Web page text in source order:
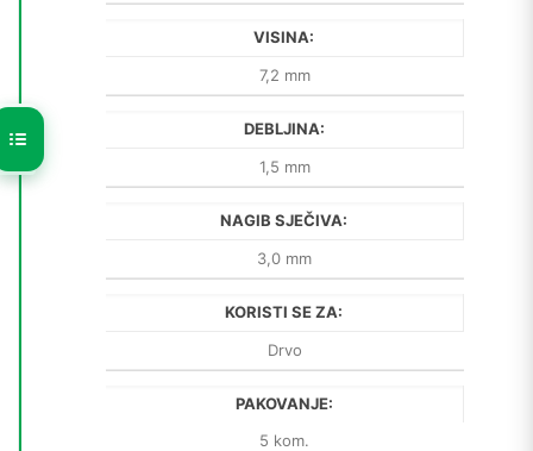
VISINA:
7,2 mm
DEBLJINA:
1,5 mm
NAGIB SJEČIVA:
3,0 mm
KORISTI SE ZA:
Drvo
PAKOVANJE:
5 kom.